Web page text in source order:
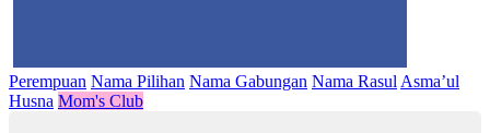
Perempuan Nama Pilihan Nama Gabungan Nama Rasul Asma’ul
Husna Mom's Club